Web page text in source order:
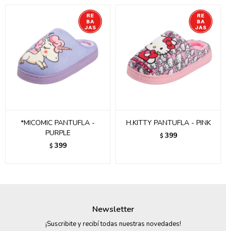
*MICOMIC PANTUFLA -
PURPLE
$ 399
H.KITTY PANTUFLA - PINK
$ 399
Newsletter
¡Suscribite y recibí todas nuestras novedades!